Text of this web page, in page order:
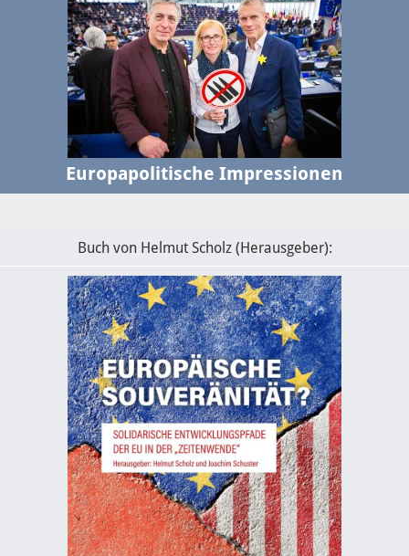
Europapolitische Impressionen
Buch von Helmut Scholz (Herausgeber):